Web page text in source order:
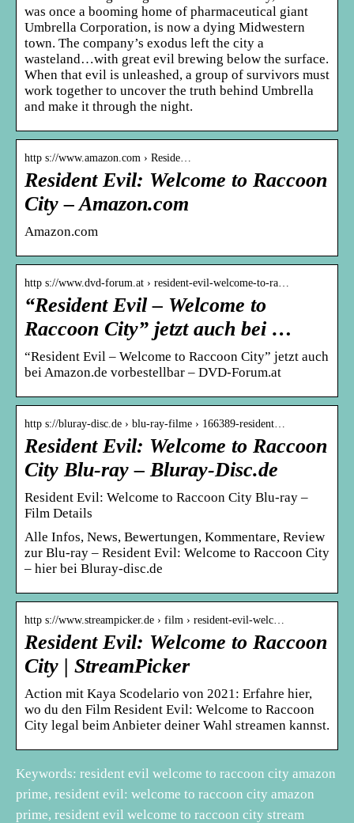
was once a booming home of pharmaceutical giant
Umbrella Corporation, is now a dying Midwestern
town. The company’s exodus left the city a
wasteland…with great evil brewing below the surface.
When that evil is unleashed, a group of survivors must
work together to uncover the truth behind Umbrella
and make it through the night.
http s://www.amazon.com › Reside…
Resident Evil: Welcome to Raccoon
City – Amazon.com
Amazon.com
http s://www.dvd-forum.at › resident-evil-welcome-to-ra…
“Resident Evil – Welcome to
Raccoon City” jetzt auch bei …
“Resident Evil – Welcome to Raccoon City” jetzt auch
bei Amazon.de vorbestellbar – DVD-Forum.at
http s://bluray-disc.de › blu-ray-filme › 166389-resident…
Resident Evil: Welcome to Raccoon
City Blu-ray – Bluray-Disc.de
Resident Evil: Welcome to Raccoon City Blu-ray –
Film Details
Alle Infos, News, Bewertungen, Kommentare, Review
zur Blu-ray – Resident Evil: Welcome to Raccoon City
– hier bei Bluray-disc.de
http s://www.streampicker.de › film › resident-evil-welc…
Resident Evil: Welcome to Raccoon
City | StreamPicker
Action mit Kaya Scodelario von 2021: Erfahre hier,
wo du den Film Resident Evil: Welcome to Raccoon
City legal beim Anbieter deiner Wahl streamen kannst.
Keywords: resident evil welcome to raccoon city amazon
prime, resident evil: welcome to raccoon city amazon
prime, resident evil welcome to raccoon city stream